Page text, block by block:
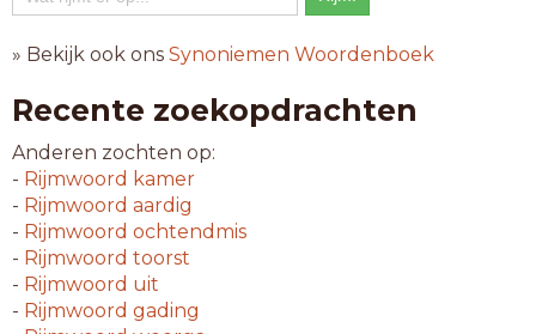
tuniek
7-letterwoorden
anemiek
boetiek
diptiek
dupliek
erotiek
exotiek
fabriek
grafiek
» Bekijk ook ons Synoniemen Woordenboek
Recente zoekopdrachten
Anderen zochten op:
- Rijmwoord kamer
- Rijmwoord aardig
- Rijmwoord ochtendmis
- Rijmwoord toorst
- Rijmwoord uit
- Rijmwoord gading